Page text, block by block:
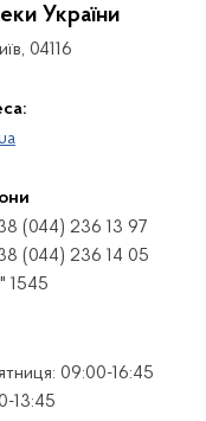
України
04116
(044) 236 13 97
(044) 236 14 05
1545
09:00-16:45
13:45